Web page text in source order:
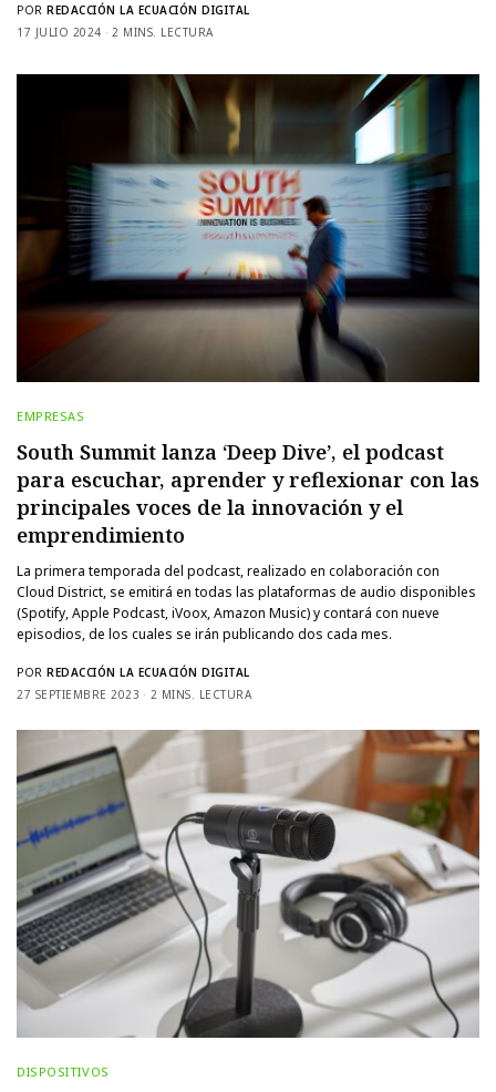
POR REDACCIÓN LA ECUACIÓN DIGITAL
17 JULIO 2024
2 MINS. LECTURA
EMPRESAS
South Summit lanza ‘Deep Dive’, el podcast
para escuchar, aprender y reflexionar con las
principales voces de la innovación y el
emprendimiento
La primera temporada del podcast, realizado en colaboración con
Cloud District, se emitirá en todas las plataformas de audio disponibles
(Spotify, Apple Podcast, iVoox, Amazon Music) y contará con nueve
episodios, de los cuales se irán publicando dos cada mes.
POR REDACCIÓN LA ECUACIÓN DIGITAL
27 SEPTIEMBRE 2023
2 MINS. LECTURA
DISPOSITIVOS